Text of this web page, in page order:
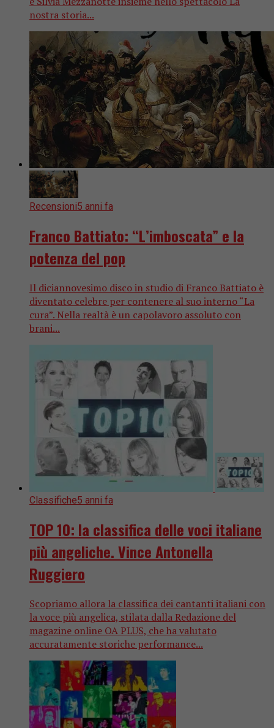
nostra storia...
Recensioni5 anni fa
Franco Battiato: “L’imboscata” e la
potenza del pop
Il diciannovesimo disco in studio di Franco Battiato è
diventato celebre per contenere al suo interno “La
cura”. Nella realtà è un capolavoro assoluto con
brani...
Classifiche5 anni fa
TOP 10: la classifica delle voci italiane
più angeliche. Vince Antonella
Ruggiero
Scopriamo allora la classifica dei cantanti italiani con
la voce più angelica, stilata dalla Redazione del
magazine online OA PLUS, che ha valutato
accuratamente storiche performance...